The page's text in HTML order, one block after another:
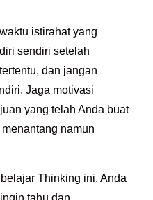
istirahat yang
sendiri setelah
dan jangan
Jaga motivasi
yang telah Anda buat
namun
Thinking ini, Anda
tahu dan